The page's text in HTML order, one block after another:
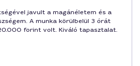
javult a magánéletem és a
A munka körülbelül 3 órát
forint volt. Kiváló tapasztalat.